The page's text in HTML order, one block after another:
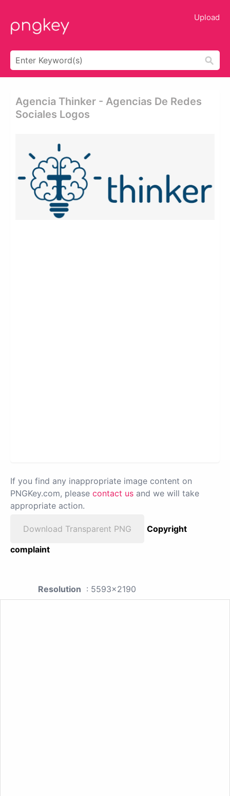
Upload
Agencia Thinker - Agencias De Redes
Sociales Logos
If you find any inappropriate image content on
PNGKey.com, please contact us and we will take
appropriate action.
Download Transparent PNG
Copyright
complaint
Resolution : 5593x2190